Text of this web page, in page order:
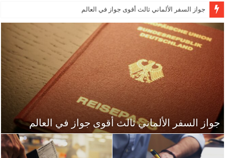
جواز السفر الألماني ثالث أقوى جواز في العالم
تطبيق أليسون للتعليم الأكاديمي
جواز السفر الألماني ثالث أقوى جواز في العالم
تصنيف عالمي: مطار دوسلدروف الأفضل في المانيا